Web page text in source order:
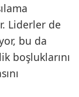
Liderler de
bu da
boşluklarını